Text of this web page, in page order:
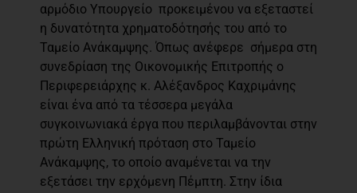
αρμόδιο Υπουργείο προκειμένου να εξεταστεί
η δυνατότητα χρηματοδότησής του από το
Ταμείο Ανάκαμψης. Όπως ανέφερε σήμερα στη
συνεδρίαση της Οικονομικής Επιτροπής ο
Περιφερειάρχης κ. Αλέξανδρος Καχριμάνης
είναι ένα από τα τέσσερα μεγάλα
συγκοινωνιακά έργα που περιλαμβάνονται στην
πρώτη Ελληνική πρόταση στο Ταμείο
Ανάκαμψης, το οποίο αναμένεται να την
εξετάσει την ερχόμενη Πέμπτη. Στην ίδια